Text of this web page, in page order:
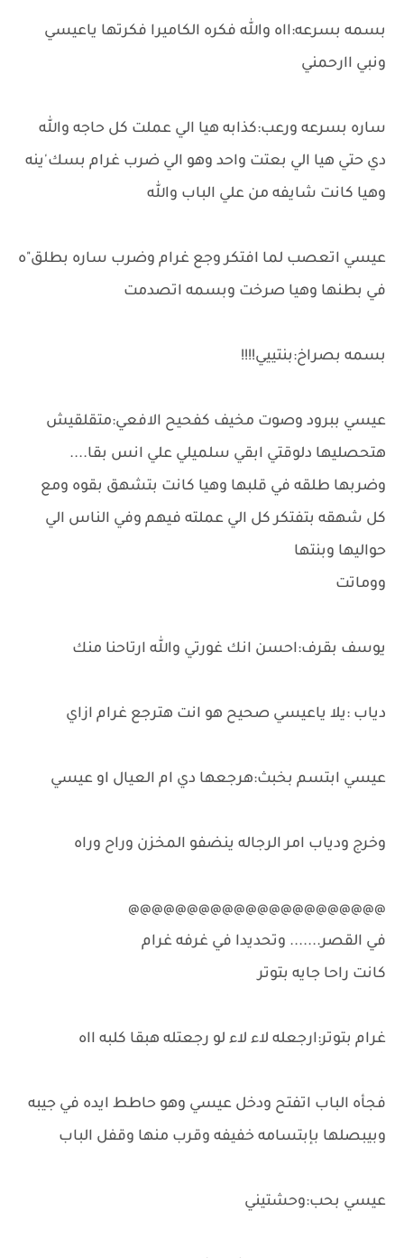
بسمه بسرعه:ااه والله فكره الكاميرا فكرتها ياعيسي
ونبي اارحمني
ساره بسرعه ورعب:كذابه هيا الي عملت كل حاجه والله
دي حتي هيا الي بعتت واحد وهو الي ضرب غرام بسك'ينه
وهيا كانت شايفه من علي الباب والله
عيسي اتعصب لما افتكر وجع غرام وضرب ساره بطلق"ه
في بطنها وهيا صرخت وبسمه اتصدمت
بسمه بصراخ:بنتييي!!!!
عيسي ببرود وصوت مخيف كفحيح الافعي:متقلقيش
هتحصليها دلوقتي ابقي سلميلي علي انس بقا....
وضربها طلقه في قلبها وهيا كانت بتشهق بقوه ومع
كل شهقه بتفتكر كل الي عملته فيهم وفي الناس الي
حواليها وبنتها
ووماتت
يوسف بقرف:احسن انك غورتي والله ارتاحنا منك
دياب :يلا ياعيسي صحيح هو انت هترجع غرام ازاي
عيسي ابتسم بخبث:هرجعها دي ام العيال او عيسي
وخرج ودياب امر الرجاله ينضفو المخزن وراح وراه
@@@@@@@@@@@@@@@@@@@@@@
في القصر....... وتحديدا في غرفه غرام
كانت راحا جايه بتوتر
غرام بتوتر:ارجعله لاء لاء لو رجعتله هبقا كلبه ااه
فجأه الباب اتفتح ودخل عيسي وهو حاطط ايده في جيبه
وبيبصلها بإبتسامه خفيفه وقرب منها وقفل الباب
عيسي بحب:وحشتيني